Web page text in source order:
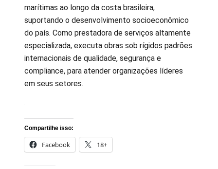
marítimas ao longo da costa brasileira,
suportando o desenvolvimento socioeconômico
do país. Como prestadora de serviços altamente
especializada, executa obras sob rígidos padrões
internacionais de qualidade, segurança e
compliance, para atender organizações líderes
em seus setores.
Compartilhe isso:
Facebook 18+